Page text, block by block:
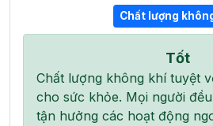
Chất lượng
Tốt
Chất lượng không khí tuyệt
cho sức khỏe. Mọi người
tận hưởng các hoạt động